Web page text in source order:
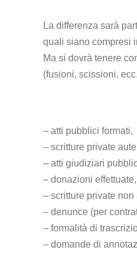
La differenza sarà
quali siano compresi
Ma si dovrà tenere
(fusioni, scissioni,
– atti pubblici formati,
– scritture private
– atti giudiziari
– donazioni effettuate,
– scritture private
– denunce (per
– formalità di
– domande di